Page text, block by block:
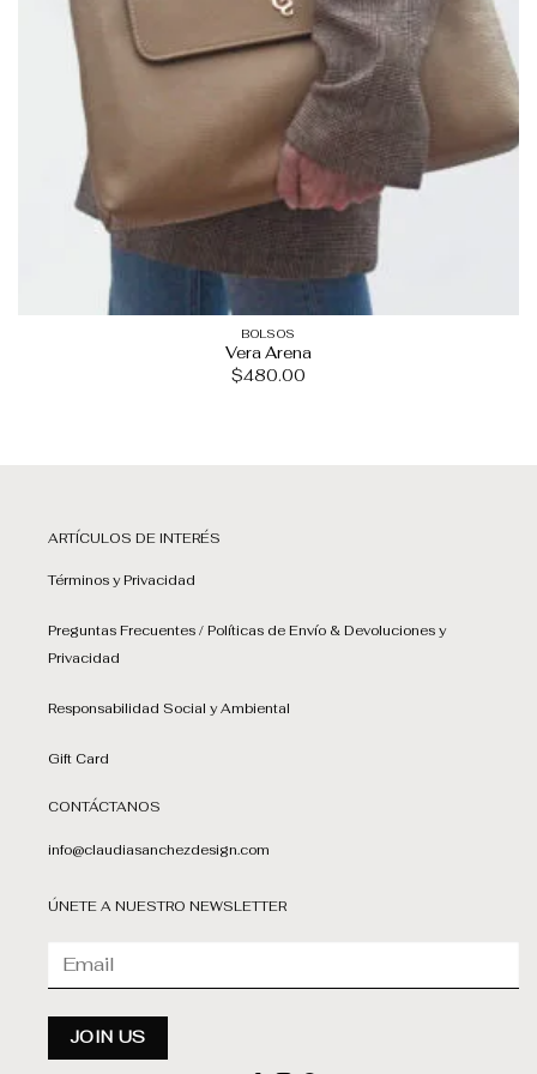
BOLSOS
Vera Arena
$480.00
ARTÍCULOS DE INTERÉS
Términos y Privacidad
Preguntas Frecuentes / Políticas de Envío & Devoluciones y
Privacidad
Responsabilidad Social y Ambiental
Gift Card
CONTÁCTANOS
info@claudiasanchezdesign.com
ÚNETE A NUESTRO NEWSLETTER